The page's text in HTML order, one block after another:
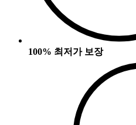
100% 최저가 보장